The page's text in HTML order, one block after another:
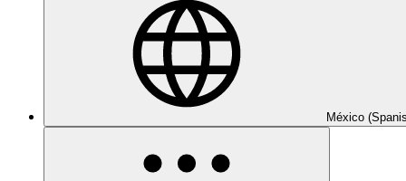
México